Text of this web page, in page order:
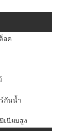
อค
กันน้ำ
เนียมสูง